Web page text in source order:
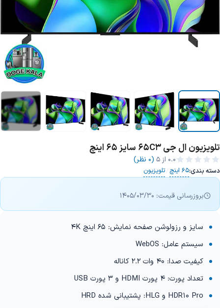
تلویزیون ال جی 65C3 سایز 65 اینچ
0.0 از ۵ (0 نظر)
دسته بندی:65 اینچ /تلویزیون
بروزرسانی قیمت: 1405/03/30
سایز و رزولوشن صفحه نمایش: 65 اینچ 4K
سیستم عامل: WebOS
کیفیت صدا: 40 وات 2.2 کاناله
تعداد پورت: 4 پورت HDMI و 3 پورت USB
HDR10 Pro و HLG: پشتیبانی شده HRD